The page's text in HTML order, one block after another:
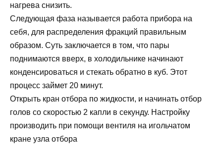
нагрева снизить.
Следующая фаза называется работа прибора на
себя, для распределения фракций правильным
образом. Суть заключается в том, что пары
поднимаются вверх, в холодильнике начинают
конденсироваться и стекать обратно в куб. Этот
процесс займет 20 минут.
Открыть кран отбора по жидкости, и начинать отбор
голов со скоростью 2 капли в секунду. Настройку
производить при помощи вентиля на игольчатом
кране узла отбора